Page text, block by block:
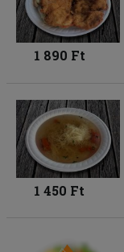
1 890 Ft
1 450 Ft